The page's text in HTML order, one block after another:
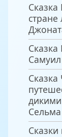
Сказка
стране
Сказка